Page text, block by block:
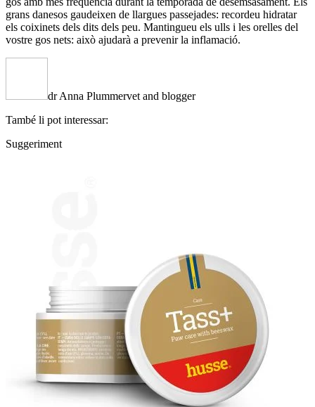
grans danesos gaudeixen de llargues passejades: recordeu hidratar
els coixinets dels dits dels peu. Mantingueu els ulls i les orelles del
vostre gos nets: això ajudarà a prevenir la inflamació.
dr Anna Plummervet and blogger
També li pot interessar:
Suggeriment